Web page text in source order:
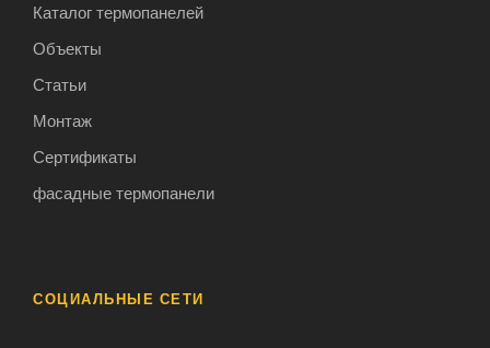
Каталог термопанелей
Объекты
Статьи
Монтаж
Сертификаты
фасадные термопанели
СОЦИАЛЬНЫЕ СЕТИ